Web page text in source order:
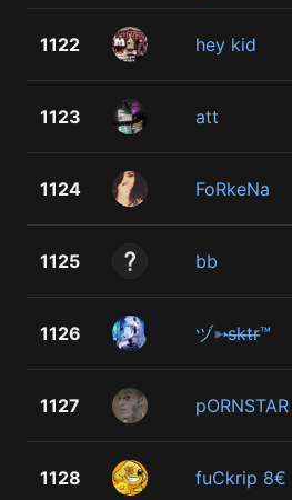
1122 hey kid
1123 att
1124 FoRkeNa
1125 bb
1126 ヅ➳s̶k̶t̶r̶™
1127 pORNSTAR
1128 fuCkrip 8€